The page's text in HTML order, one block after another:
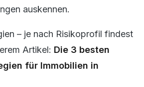
auskennen.
– je nach Risikoprofil findest
Artikel: Die 3 besten
für Immobilien in